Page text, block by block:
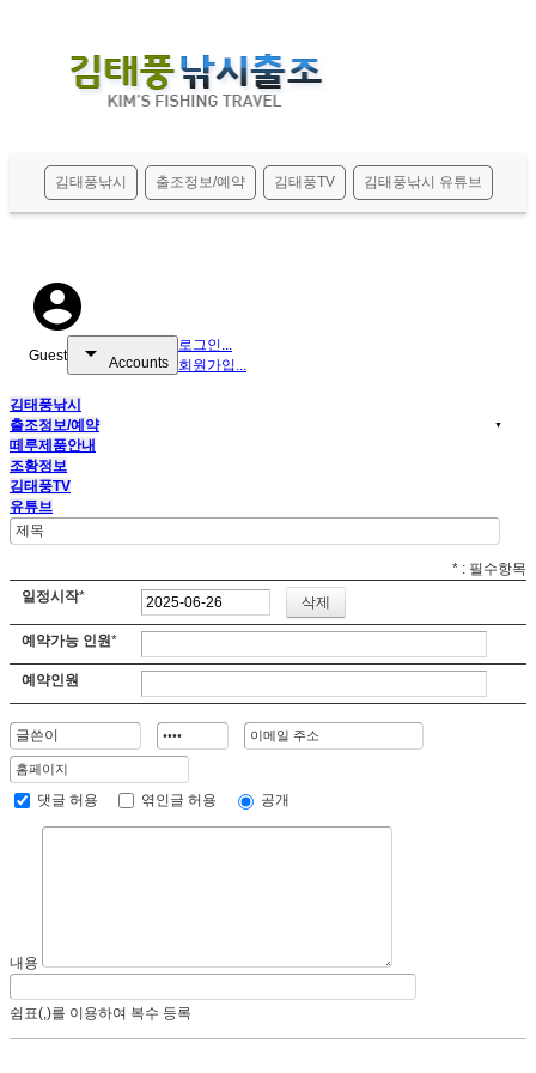
김태풍낚시 출조정보/예약 김태풍TV 김태풍낚시 유튜브
account_circle
Guest arrow_drop_down Accounts
로그인...
회원가입...
김태풍낚시
▼
출조정보/예약
떼루제품안내
조황정보
김태풍TV
유튜브
* : 필수항목
일정시작*
예약가능 인원*
예약인원
댓글 허용 엮인글 허용 공개
내용
쉼표(,)를 이용하여 복수 등록